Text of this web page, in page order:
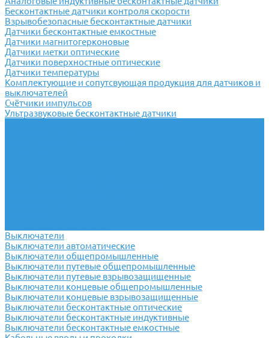
Бесконтактные датчики контроля скорости
Взрывобезопасные бесконтактные датчики
Датчики бесконтактные емкостные
Датчики магнитогерконовые
Датчики метки оптические
Датчики поверхностные оптические
Датчики температуры
Комплектующие и сопутсвующая продукция для датчиков и
выключателей
Счётчики импульсов
Ультразвуковые бесконтактные датчики
Выключатели
Выключатели автоматические
Выключатели общепромышленные
Выключатели путевые общепромышленные
Выключатели путевые взрывозащищенные
Выключатели концевые общепромышленные
Выключатели концевые взрывозащищенные
Выключатели бесконтактные оптические
Выключатели бесконтактные индуктивные
Выключатели бесконтактные емкостные